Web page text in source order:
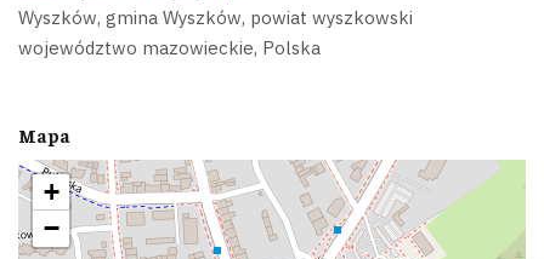
Wyszków, gmina Wyszków, powiat wyszkowski
województwo mazowieckie, Polska
Mapa
+
−